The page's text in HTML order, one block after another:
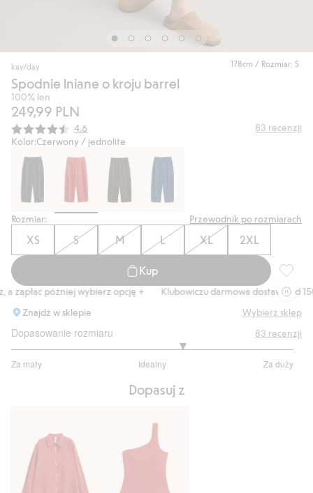
178cm / Rozmiar: S
kay/day
Spodnie lniane o kroju barrel
100% len
249,99 PLN
Średnia ocena:
4.6 83 recenzji
Kolor:Czerwony / jednolite
Rozmiar: Przewodnik po rozmiarach
XS S M L XL 2XL
Kup
później wybierz opcję +
Klubowiczu darmowa dostawa od 150
Znajdź w sklepie
Wybierz sklep
Dopasowanie rozmiaru
Za mały Idealny Za duży
na
83 recenzji
Dopasuj z